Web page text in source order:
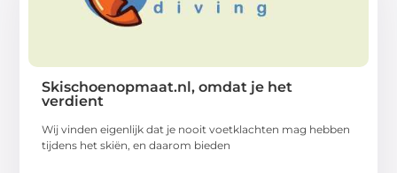
Skischoenopmaat.nl, omdat je het
verdient
Wij vinden eigenlijk dat je nooit voetklachten mag hebben
tijdens het skiën, en daarom bieden